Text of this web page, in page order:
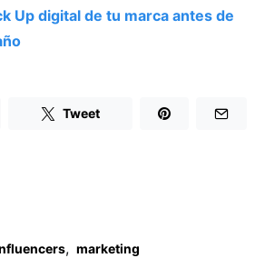
Up digital de tu marca antes de
Tweet
, marketing